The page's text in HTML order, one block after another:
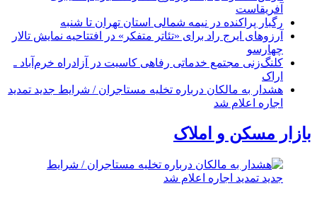
آفریقاست
رگبار پراکنده در نیمه شمالی استان تهران تا شنبه
آرزوهای ایرج راد برای «تئاتر متفکر» در افتتاحیه نمایش تالار
چهارسو
کلنگ‌زنی مجتمع خدماتی رفاهی کاسیت در آزادراه خرم‌آباد ـ
اراک
هشدار به مالکان درباره تخلیه مستاجران / شرایط جدید تمدید
اجاره اعلام شد
بازار مسکن و املاک